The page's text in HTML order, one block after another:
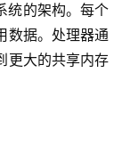
统的架构。每个
数据。处理器通
更大的共享内存